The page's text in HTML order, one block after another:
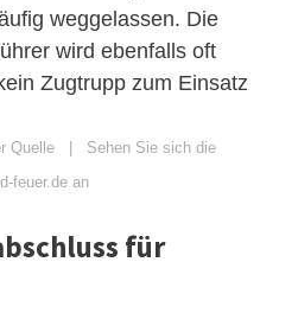
weggelassen. Die
wird ebenfalls oft
Zugtrupp zum Einsatz
Quelle | Sehen Sie sich die
feuer.de an
für